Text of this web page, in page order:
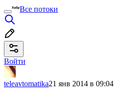
Все потоки
Войти
teleavtomatika21 янв 2014 в 09:04